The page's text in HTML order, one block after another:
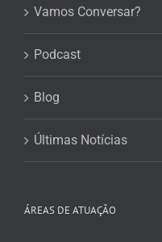
Vamos Conversar?
Podcast
Blog
Últimas Notícias
ÁREAS DE ATUAÇÃO